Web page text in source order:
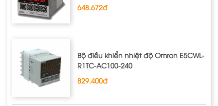
648.672đ
Bộ điều khiển nhiệt độ Omron E5CWL‐
R1TC‐AC100‐240
829.400đ